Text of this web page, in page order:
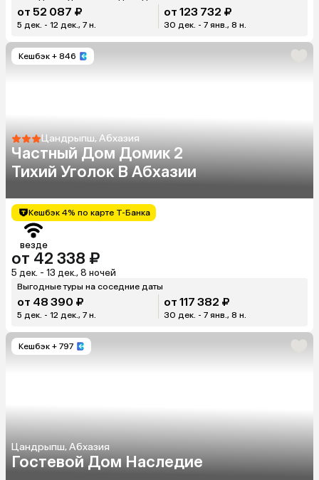
от 52 087 ₽
5 дек. - 12 дек., 7 н.
от 123 732 ₽
30 дек. - 7 янв., 8 н.
Кешбэк + 846
Цандрыпш, Абхазия
Частный Дом Домик 2
Тихий Уголок В Абхазии
Кешбэк 4% по карте Т-Банка
везде
от 42 338 ₽
5 дек. - 13 дек., 8 ночей
Выгодные туры на соседние даты
от 48 390 ₽
5 дек. - 12 дек., 7 н.
от 117 382 ₽
30 дек. - 7 янв., 8 н.
Кешбэк + 797
Цандрыпш, Абхазия
Гостевой Дом Наследие